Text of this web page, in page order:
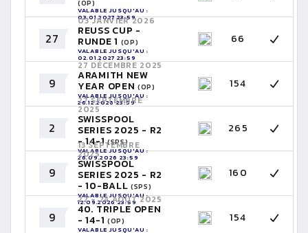
(OP)
VALABLE JUSQU'AU :
03.01.2027 23:59
27
03 JANVIER 2026
REUSS CUP -
RUNDE 1 (OP)
VALABLE JUSQU'AU :
02.01.2027 23:59
66
9
27 DÉCEMBRE 2025
ARAMITH NEW
YEAR OPEN (OP)
VALABLE JUSQU'AU :
26.12.2026 23:59
154
2
27 SEPTEMBRE
2025
SWISSPOOL
SERIES 2025 - R2
- 14-1(SPS)
VALABLE JUSQU'AU :
26.09.2026 23:59
265
9
13 SEPTEMBRE
2025
SWISSPOOL
SERIES 2025 - R2
- 10-BALL (SPS)
VALABLE JUSQU'AU :
12.09.2026 23:59
160
9
22 - 24 AOÛT 2025
40. TRIPLE OPEN
- 14-1 (OP)
VALABLE JUSQU'AU :
154